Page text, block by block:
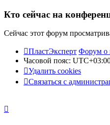
Кто сейчас на
Сейчас этот форум
ПластЭксперт Форум о
Часовой пояс:
Удалить cookies
Связаться с